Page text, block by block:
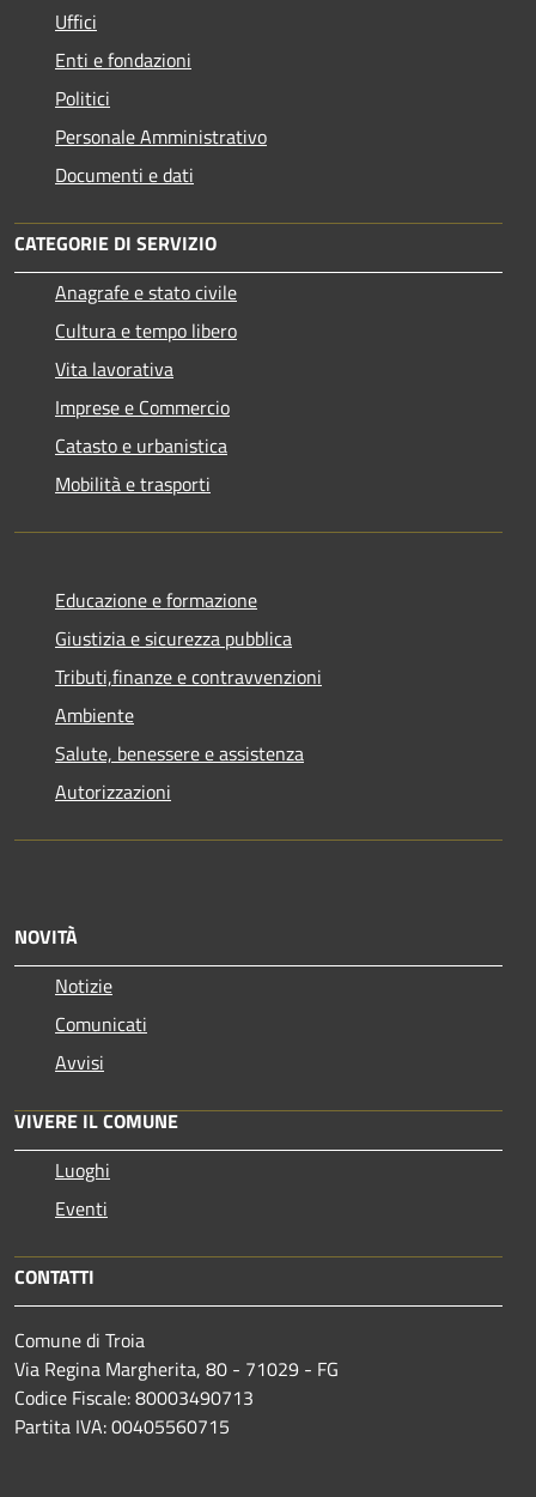
Uffici
Enti e fondazioni
Politici
Personale Amministrativo
Documenti e dati
CATEGORIE DI SERVIZIO
Anagrafe e stato civile
Cultura e tempo libero
Vita lavorativa
Imprese e Commercio
Catasto e urbanistica
Mobilità e trasporti
Educazione e formazione
Giustizia e sicurezza pubblica
Tributi,finanze e contravvenzioni
Ambiente
Salute, benessere e assistenza
Autorizzazioni
NOVITÀ
Notizie
Comunicati
Avvisi
VIVERE IL COMUNE
Luoghi
Eventi
CONTATTI
Comune di Troia
Via Regina Margherita, 80 - 71029 - FG
Codice Fiscale: 80003490713
Partita IVA: 00405560715